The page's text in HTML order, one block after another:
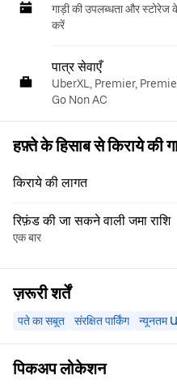
गाड़ी की उपलब्धता और स्‍टोरेज
करें
पात्र सेवाएँ
UberXL, Premier,
Go Non AC
हफ़्ते के हिसाब से किराये की
किराये की लागत
रिफ़ंड की जा सकने वाली जमा राशि
एक बार
ज़रूरी शर्तें
पते का सबूत संरक्षित पार्किंग न्यूनतम
पिकअप लोकेशन